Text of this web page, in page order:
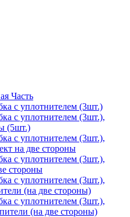
Часть
с уплотнителем (3шт.)
с уплотнителем (3шт.),
(5шт.)
с уплотнителем (3шт.),
на две стороны
с уплотнителем (3шт.),
стороны
с уплотнителем (3шт.),
(на две стороны)
с уплотнителем (3шт.),
(на две стороны)